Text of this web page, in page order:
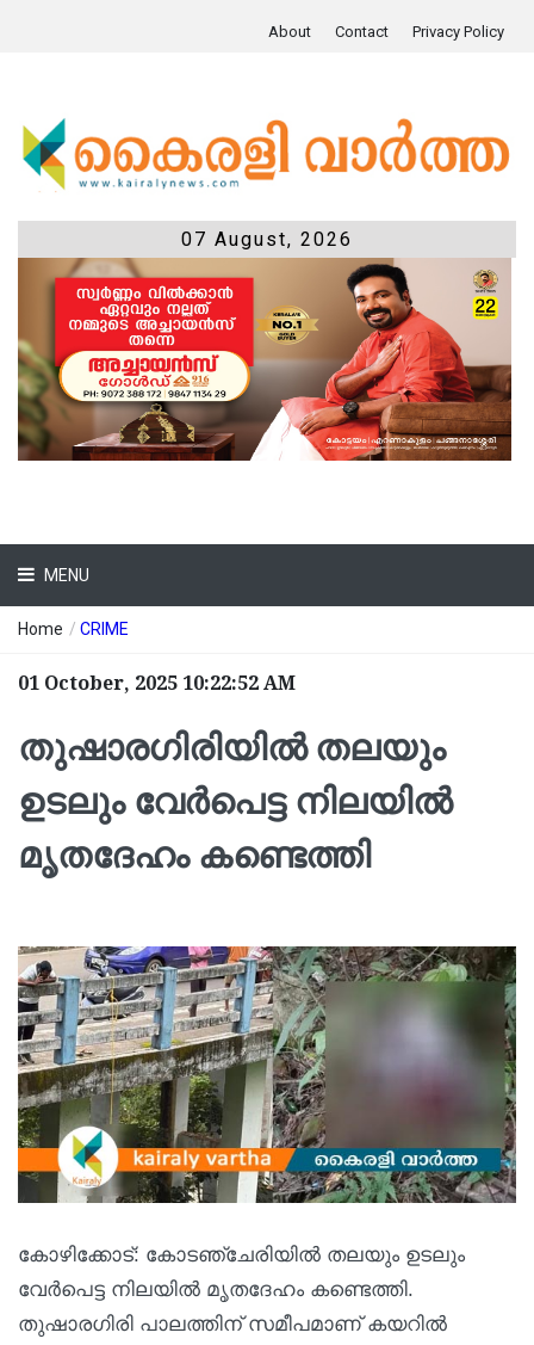
About Contact Privacy Policy
07 August, 2026
MENU
Home / CRIME
01 October, 2025 10:22:52 AM
തുഷാരഗിരിയില്‍ തലയും
ഉടലും വേര്‍പെട്ട നിലയില്‍
മൃതദേഹം കണ്ടെത്തി
കോഴിക്കോട്: കോടഞ്ചേരിയില്‍ തലയും ഉടലും
വേര്‍പെട്ട നിലയില്‍ മൃതദേഹം കണ്ടെത്തി.
തുഷാരഗിരി പാലത്തിന് സമീപമാണ് കയറില്‍